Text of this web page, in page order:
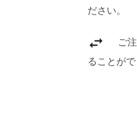
ださい。
ご
ることが